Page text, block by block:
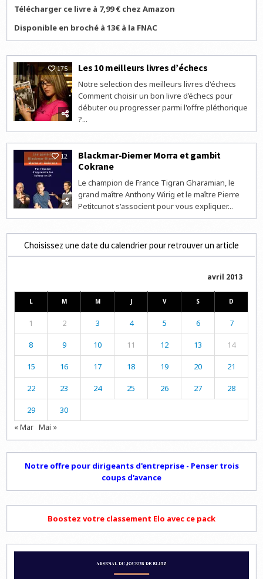
Télécharger ce livre à 7,99 € chez Amazon
Disponible en broché à 13€ à la FNAC
175 Les 10 meilleurs livres d’échecs
Notre selection des meilleurs livres d'échecs
Comment choisir un bon livre d’échecs pour
débuter ou progresser parmi l'offre pléthorique
?...
12
Blackmar-Diemer Morra et gambit
Cokrane
Le champion de France Tigran Gharamian, le
grand maître Anthony Wirig et le maître Pierre
Petitcunot s'associent pour vous expliquer...
Choisissez une date du calendrier pour retrouver un article
avril 2013
L M M J V S D
1 2 3 4 5 6 7
8 9 10 11 12 13 14
15 16 17 18 19 20 21
22 23 24 25 26 27 28
29
30
« Mar Mai »
Notre offre pour dirigeants d'entreprise - Penser trois
coups d'avance
Boostez votre classement Elo avec ce pack